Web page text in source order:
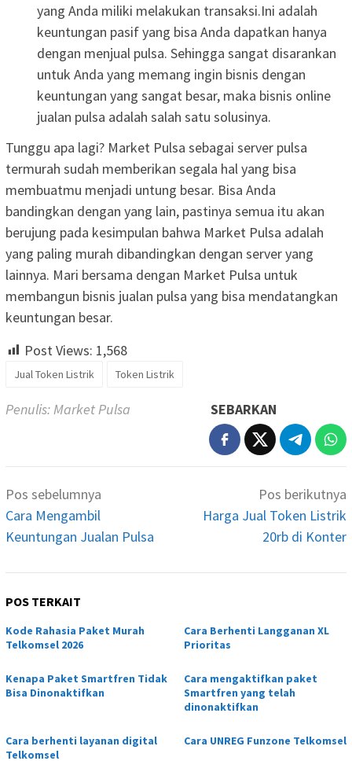
yang Anda miliki melakukan transaksi.Ini adalah
keuntungan pasif yang bisa Anda dapatkan hanya
dengan menjual pulsa. Sehingga sangat disarankan
untuk Anda yang memang ingin bisnis dengan
keuntungan yang sangat besar, maka bisnis online
jualan pulsa adalah salah satu solusinya.
Tunggu apa lagi? Market Pulsa sebagai server pulsa
termurah sudah memberikan segala hal yang bisa
membuatmu menjadi untung besar. Bisa Anda
bandingkan dengan yang lain, pastinya semua itu akan
berujung pada kesimpulan bahwa Market Pulsa adalah
yang paling murah dibandingkan dengan server yang
lainnya. Mari bersama dengan Market Pulsa untuk
membangun bisnis jualan pulsa yang bisa mendatangkan
keuntungan besar.
Post Views: 1,568
Jual Token Listrik Token Listrik
Penulis: Market Pulsa SEBARKAN
Navigasi
pos
Pos sebelumnya
Cara Mengambil
Keuntungan Jualan Pulsa
Pos berikutnya
Harga Jual Token Listrik
20rb di Konter
POS TERKAIT
Kode Rahasia Paket Murah
Telkomsel 2026
Cara Berhenti Langganan XL
Prioritas
Kenapa Paket Smartfren Tidak
Bisa Dinonaktifkan
Cara mengaktifkan paket
Smartfren yang telah
dinonaktifkan
Cara berhenti layanan digital
Telkomsel
Cara UNREG Funzone Telkomsel